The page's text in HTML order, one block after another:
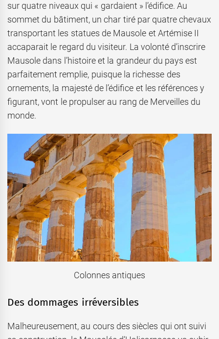
sur quatre niveaux qui « gardaient » l’édifice. Au
sommet du bâtiment, un char tiré par quatre chevaux
transportant les statues de Mausole et Artémise II
accaparait le regard du visiteur. La volonté d’inscrire
Mausole dans l’histoire et la grandeur du pays est
parfaitement remplie, puisque la richesse des
ornements, la majesté de l’édifice et les références y
figurant, vont le propulser au rang de Merveilles du
monde.
Colonnes antiques
Des dommages irréversibles
Malheureusement, au cours des siècles qui ont suivi